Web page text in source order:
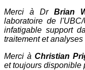
Merci à DrBrian
laboratoire de
infatigable support
traitement et
Merci à Christian
et toujours disponible